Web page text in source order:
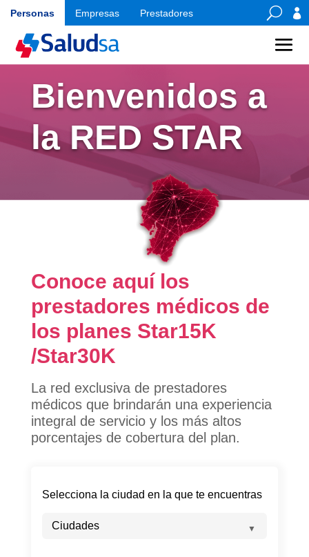
Personas Empresas Prestadores U 
Bienvenidos a
la RED STAR
Conoce aquí los
prestadores médicos de
los planes Star15K
/Star30K
La red exclusiva de prestadores
médicos que brindarán una experiencia
integral de servicio y los más altos
porcentajes de cobertura del plan.
Selecciona la ciudad en la que te encuentras